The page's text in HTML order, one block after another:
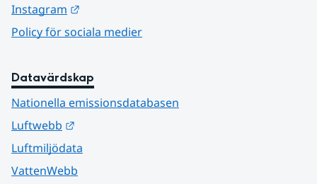
Instagram
Policy för sociala medier
Datavärdskap
Nationella emissionsdatabasen
Luftwebb
Luftmiljödata
VattenWebb